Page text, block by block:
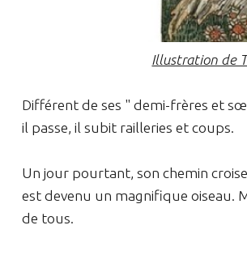
Illustration de
Différent de ses " demi-frères et
il passe, il subit railleries et coups.
Un jour pourtant, son chemin
est devenu un magnifique oiseau.
de tous.